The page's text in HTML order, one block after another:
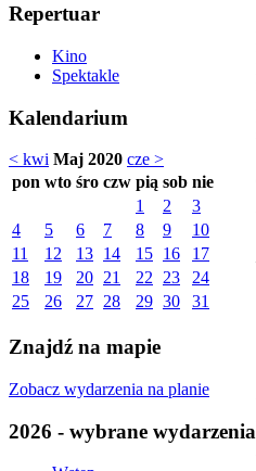
Repertuar
Kino
Spektakle
Kalendarium
< kwi Maj 2020 cze >
pon wto śro czw pią sob nie
1
2
3
4
5 6 7 8 9
10
11
12 13 14 15 16
17
18
19 20 21 22 23
24
25
26 27 28 29 30 31
Znajdź na mapie
Zobacz wydarzenia na planie
2026 - wybrane wydarzenia